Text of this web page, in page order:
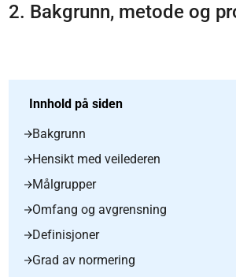
2. Bakgrunn, metode og
Innhold på siden
Bakgrunn
Hensikt med veilederen
Målgrupper
Omfang og avgrensning
Definisjoner
Grad av normering